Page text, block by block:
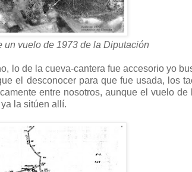
un vuelo de 1973 de la Diputación
lo de la cueva-cantera fue accesorio yo
el desconocer para que fue usada, los
entre nosotros, aunque el vuelo
la sitúen allí.